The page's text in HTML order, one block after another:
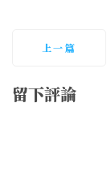
上一篇
留下評論